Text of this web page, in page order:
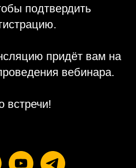
подтвердить
придёт вам на
вебинара.
встречи!